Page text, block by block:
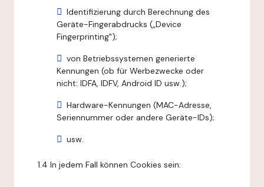
Identifizierung durch Berechnung des
Geräte-Fingerabdrucks („Device
Fingerprinting");
von Betriebssystemen generierte
Kennungen (ob für Werbezwecke oder
nicht: IDFA, IDFV, Android ID usw.);
Hardware-Kennungen (MAC-Adresse,
Seriennummer oder andere Geräte-IDs);
usw.
1.4 In jedem Fall können Cookies sein: